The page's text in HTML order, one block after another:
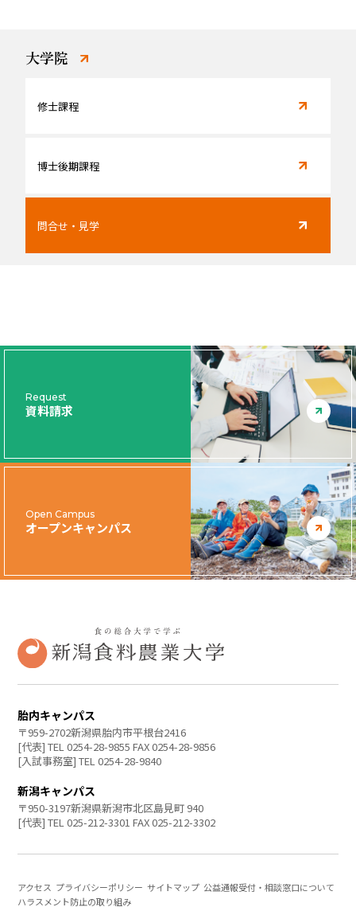
大学院
修士課程
博士後期課程
問合せ・見学
Request
資料請求
Open Campus
オープンキャンパス
胎内キャンパス
〒959-2702新潟県胎内市平根台2416
[代表] TEL 0254-28-9855 FAX 0254-28-9856
[入試事務室] TEL 0254-28-9840
新潟キャンパス
〒950-3197新潟県新潟市北区島見町 940
[代表] TEL 025-212-3301 FAX 025-212-3302
アクセス プライバシーポリシー サイトマップ 公益通報受付・相談窓口について
ハラスメント防止の取り組み